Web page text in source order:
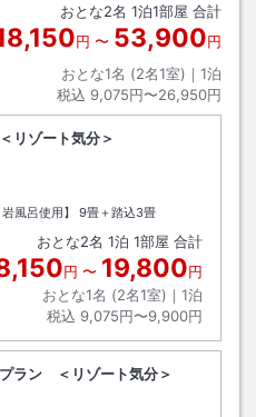
おとな2名 1泊1部屋 合計
円 〜 53,900円
おとな1名 (2名1室)｜ 1泊
税込 9,075円〜26,950円
リゾート気分＞
風呂使用】
9畳＋踏込3畳
おとな2名 1泊 1部屋 合計
円 〜 19,800円
おとな1名 (2名1室)｜ 1泊
税込 9,075円〜9,900円
ラン ＜リゾート気分＞